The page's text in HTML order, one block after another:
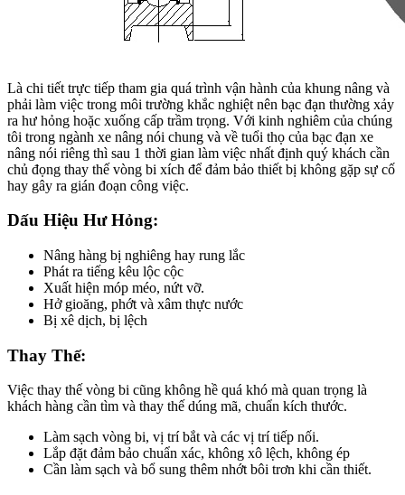
Là chi tiết trực tiếp tham gia quá trình vận hành của khung nâng và
phải làm việc trong môi trường khắc nghiệt nên bạc đạn thường xảy
ra hư hỏng hoặc xuống cấp trầm trọng. Với kinh nghiêm của chúng
tôi trong ngành xe nâng nói chung và về tuổi thọ của bạc đạn xe
nâng nói riêng thì sau 1 thời gian làm việc nhất định quý khách cần
chủ đọng thay thế vòng bi xích để đảm bảo thiết bị không gặp sự cố
hay gây ra gián đoạn công việc.
Dấu Hiệu Hư Hỏng:
Nâng hàng bị nghiêng hay rung lắc
Phát ra tiếng kêu lộc cộc
Xuất hiện móp méo, nứt vỡ.
Hở gioăng, phớt và xâm thực nước
Bị xê dịch, bị lệch
Thay Thế:
Việc thay thế vòng bi cũng không hề quá khó mà quan trọng là
khách hàng cần tìm và thay thế dúng mã, chuẩn kích thước.
Làm sạch vòng bi, vị trí bắt và các vị trí tiếp nối.
Lắp đặt đảm bảo chuẩn xác, không xô lệch, không ép
Cần làm sạch và bổ sung thêm nhớt bôi trơn khi cần thiết.